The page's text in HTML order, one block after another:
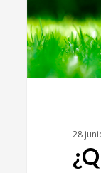
28